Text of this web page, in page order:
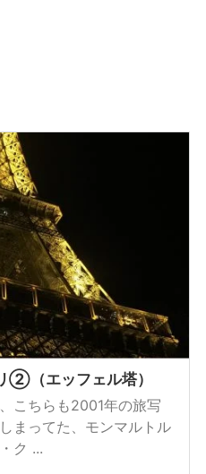
②（エッフェル塔）
こちらも2001年の旅写
まってた、モンマルトル
ク ...